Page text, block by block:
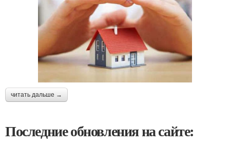
читать дальше →
Последние обновления на сайте: